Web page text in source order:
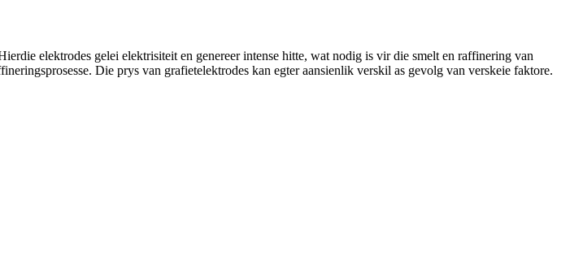
elektrodes gelei elektrisiteit en genereer intense hitte, wat nodig is vir die smelt en raffinering van
Die prys van grafietelektrodes kan egter aansienlik verskil as gevolg van verskeie faktore.